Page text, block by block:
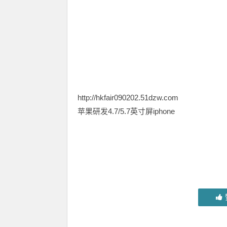
http://hkfair090202.51dzw.com
苹果研发4.7/5.7英寸屏iphone